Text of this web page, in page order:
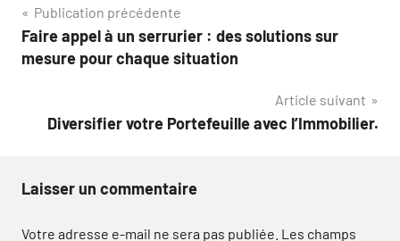
Navigation
de
Publication précédente
Faire appel à un serrurier : des solutions sur
mesure pour chaque situation
Article suivant
Diversifier votre Portefeuille avec l’Immobilier.
Laisser un commentaire
Votre adresse e-mail ne sera pas publiée. Les champs